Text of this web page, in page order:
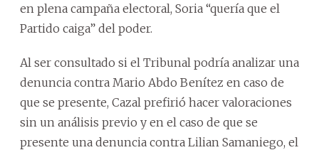
en plena campaña electoral, Soria “quería que el
Partido caiga” del poder.
Al ser consultado si el Tribunal podría analizar una
denuncia contra Mario Abdo Benítez en caso de
que se presente, Cazal prefirió hacer valoraciones
sin un análisis previo y en el caso de que se
presente una denuncia contra Lilian Samaniego, el